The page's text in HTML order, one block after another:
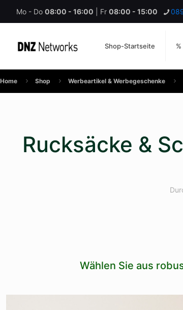
Mo - Do 08:00 - 16:00 | Fr 08:00 - 15:00
Shop-Startseite
Home Shop Werbeartikel & Werbegeschenke
Rucksäcke &
Wählen Sie aus